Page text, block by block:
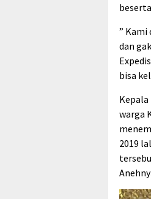
” Kami
dan
bisa
warga
2019